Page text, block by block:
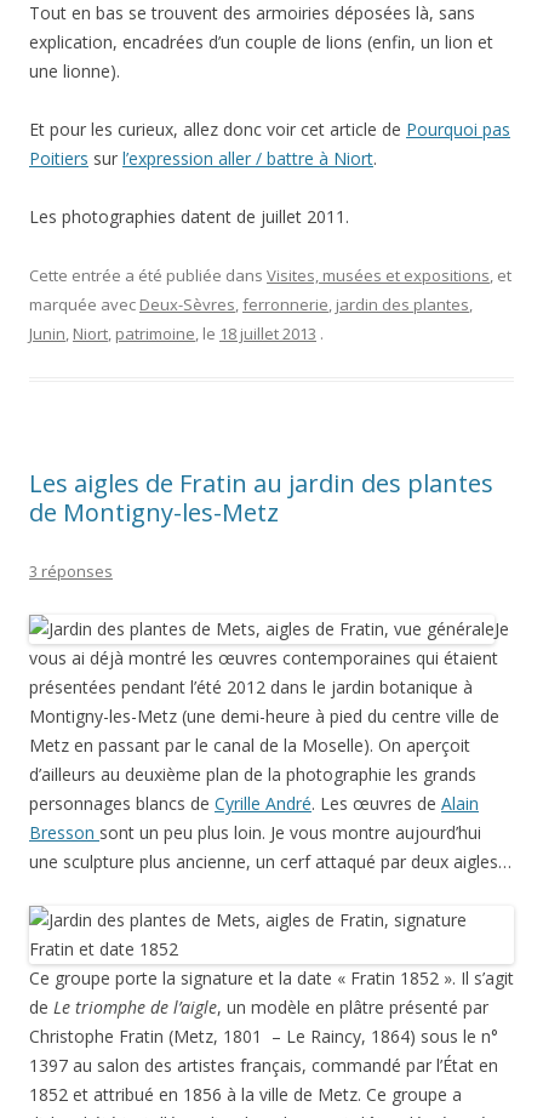
Tout en bas se trouvent des armoiries déposées là, sans
explication, encadrées d’un couple de lions (enfin, un lion et
une lionne).
Et pour les curieux, allez donc voir cet article de Pourquoi pas
Poitiers sur l’expression aller / battre à Niort.
Les photographies datent de juillet 2011.
Cette entrée a été publiée dans Visites, musées et expositions, et
marquée avec Deux-Sèvres,ferronnerie, jardin des plantes,
Junin, Niort, patrimoine, le 18 juillet 2013 .
Les aigles de Fratin au jardin des plantes
de Montigny-les-Metz
3 réponses
Je
vous ai déjà montré les œuvres contemporaines qui étaient
présentées pendant l’été 2012 dans le jardin botanique à
Montigny-les-Metz (une demi-heure à pied du centre ville de
Metz en passant par le canal de la Moselle). On aperçoit
d’ailleurs au deuxième plan de la photographie les grands
personnages blancs de Cyrille André. Les œuvres de Alain
Bresson sont un peu plus loin. Je vous montre aujourd’hui
une sculpture plus ancienne, un cerf attaqué par deux aigles…
Ce groupe porte la signature et la date « Fratin 1852 ». Il s’agit
de Le triomphe de l’aigle, un modèle en plâtre présenté par
Christophe Fratin (Metz, 1801 – Le Raincy, 1864) sous le n°
1397 au salon des artistes français, commandé par l’État en
1852 et attribué en 1856 à la ville de Metz. Ce groupe a